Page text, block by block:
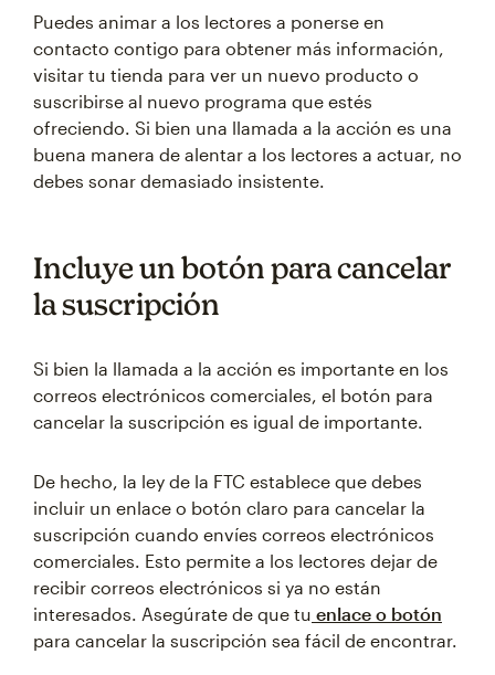
Puedes animar a los lectores a ponerse en
contacto contigo para obtener más información,
visitar tu tienda para ver un nuevo producto o
suscribirse al nuevo programa que estés
ofreciendo. Si bien una llamada a la acción es una
buena manera de alentar a los lectores a actuar, no
debes sonar demasiado insistente.
Incluye un botón para cancelar
la suscripción
Si bien la llamada a la acción es importante en los
correos electrónicos comerciales, el botón para
cancelar la suscripción es igual de importante.
De hecho, la ley de la FTC establece que debes
incluir un enlace o botón claro para cancelar la
suscripción cuando envíes correos electrónicos
comerciales. Esto permite a los lectores dejar de
recibir correos electrónicos si ya no están
interesados. Asegúrate de que tu enlace o botón
para cancelar la suscripción sea fácil de encontrar.